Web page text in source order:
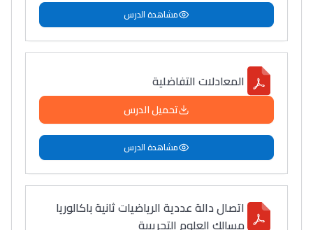
مشاهدة الدرس
المعادلات التفاضلية
تحميل الدرس
مشاهدة الدرس
اتصال دالة عددية الرياضيات ثانية باكالوريا
مسالك العلوم التجريبية